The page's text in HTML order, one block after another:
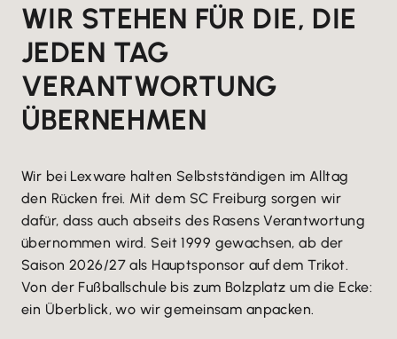
WIR STEHEN FÜR DIE, DIE
JEDEN TAG
VERANTWORTUNG
ÜBERNEHMEN
Wir bei Lexware halten Selbstständigen im Alltag
den Rücken frei. Mit dem SC Freiburg sorgen wir
dafür, dass auch abseits des Rasens Verantwortung
übernommen wird. Seit 1999 gewachsen, ab der
Saison 2026/27 als Hauptsponsor auf dem Trikot.
Von der Fußballschule bis zum Bolzplatz um die Ecke:
ein Überblick, wo wir gemeinsam anpacken.